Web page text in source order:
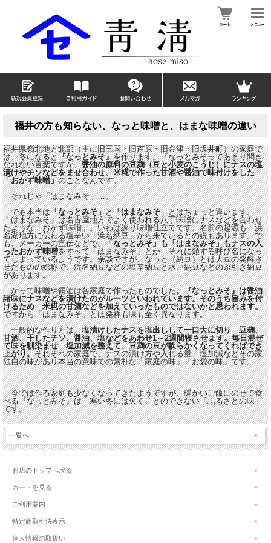
福井の方も知らない、なっと味噌と、はまな味噌の違い
福井県嶺北地方北部（主に旧三国・旧芦原・旧金津・旧坂井町）の家庭で
は、冬になると『なっとみそ』を作ります。『なっとみそってあまり聞き
なれない言葉ですが、醤油の原料の豆麹（豆と小麦のこうじ）にナスの塩
漬けやチソなどをませ合わせ、米糀で作った甘酒や醤油で味付けをした
「おかず味噌」のことなんです。
それじゃ「はまなみそ」…。
でも本当は「なっとみそ」と「はまなみそ」とはちょっと違います。
「はまなみそ」は名古屋地方でよく使われる八丁味噌にナスなどを合わせ
たような「おかず味噌」。いわば練り味噌仕立てです。名前の起源も 浜
名湖地方に伝わる塩辛い「浜名納豆」から来ているとの説もあります。で
も、メーカーの宣伝などで、「なっとみそ」も「はまなみそ」もナスの入
ったおかず味噌をすべて「はまなみそ」とか それに類する呼び名になっ
てしまっているようです。余談ですが、なっと（納豆）とは大豆の発酵さ
せたものの総称で、浜名納豆などの塩辛納豆と水戸納豆などの糸引き納豆
があります。
かって味噌や醤油は各家庭で作ったものでした。『なっとみそ』は醤油
諸味にナスなどを漬けたのがルーツといわれています。そのうち旨みを付
けるため 米糀の甘酒などを加えていったものではないかと思われます。
ですから「はまなみそ」とは発祥も味も全く異なります。
一般的な作り方は、塩漬けしたナスを塩出しして一口大に切り 豆麹、
甘酒、干したチソ、醤油、塩などをあわせ1～2週間寝させます。毎日混ぜ
て味を馴染ませ 塩加減を整えて、豆麹の豆が軟らかくなってくればでき
上がり。それぞれの家庭で、ナスの漬け方や入れる量 塩加減などその家
独自の味があり本当の意味での素朴な「家庭の味」「お袋の味」です。
今では作る家庭も少なくなってきたようですが、暖かいご飯にのせて食
べる『なっとみそ』は 寒い冬には欠くことのできない「ふるさとの味」
です。
一覧へ
お店のトップへ戻る
カートを見る
ご利用案内
特定商取引法表示
個人情報の取扱い